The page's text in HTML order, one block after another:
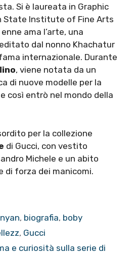
Si è laureata in Graphic
State Institute of Fine Arts
ama l’arte, una
dal nonno Khachatur
internazionale. Durante
, viene notata da un
di nuove modelle per la
così entrò nel mondo della
per la collezione
di Gucci, con vestito
Michele e un abito
di forza dei manicomi.
, biografia, boby
, Gucci
e curiosità sulla serie di